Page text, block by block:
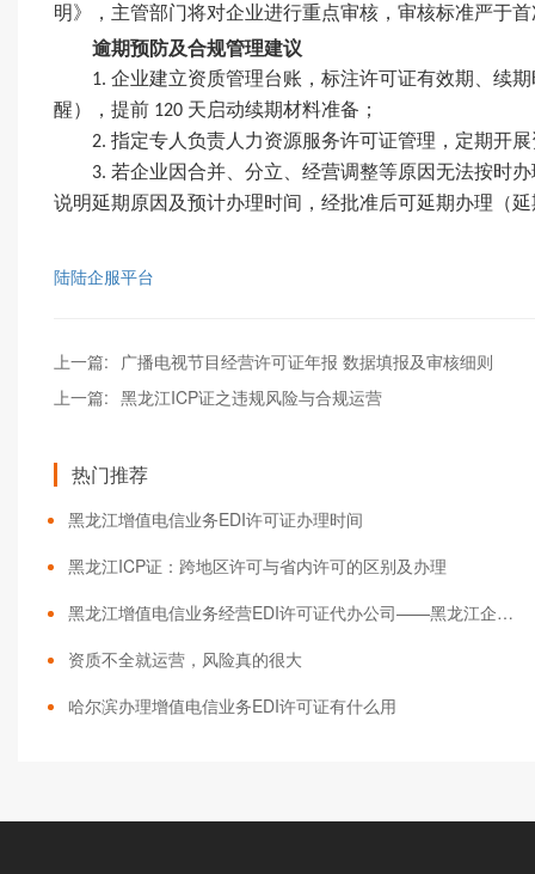
明》，主管部门将对企业进行重点审核，审核标准严于
逾期预防及合规管理建议
1. 企业建立资质管理台账，标注许可证有效期、续
醒），提前 120 天启动续期材料准备；
2. 指定专人负责人力资源服务许可证管理，定期开
3. 若企业因合并、分立、经营调整等原因无法按时
说明延期原因及预计办理时间，经批准后可延期办理（
陆陆企服平台
上一篇:
广播电视节目经营许可证年报 数据填报及审核细则
上一篇: 黑龙江ICP证之违规风险与合规运营
热门推荐
黑龙江增值电信业务EDI许可证办理时间
黑龙江ICP证：跨地区许可与省内许可的区别及办理
黑龙江增值电信业务经营EDI许可证代办公司——黑龙江企服平台
资质不全就运营，风险真的很大
哈尔滨办理增值电信业务EDI许可证有什么用